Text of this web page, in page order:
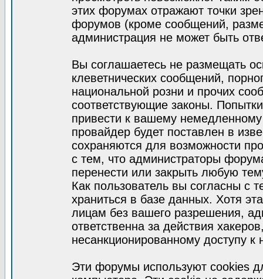
этих форумах отражают точки
форумов (кроме сообщений,
администрация не может быть
Вы соглашаетесь не размещать
клеветнических сообщений,
национальной розни и прочих
соответствующие законы.
привести к вашему
провайдер будет поставлен в
сохраняются для возможности
с тем, что администраторы
перенести или закрыть любую
Как пользователь вы согласны с
храниться в базе данных. Хотя
лицам без вашего разрешения,
ответственна за действия
несанкционированному доступу к
Эти форумы используют cookies